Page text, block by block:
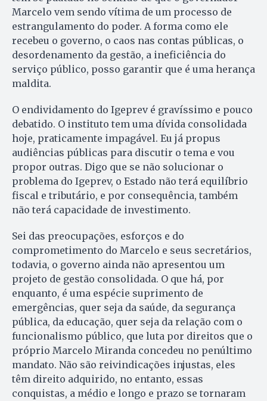
Marcelo vem sendo vítima de um processo de
estrangulamento do poder. A forma como ele
recebeu o governo, o caos nas contas públicas, o
desordenamento da gestão, a ineficiência do
serviço público, posso garantir que é uma herança
maldita.
O endividamento do Igeprev é gravíssimo e pouco
debatido. O instituto tem uma dívida consolidada
hoje, praticamente impagável. Eu já propus
audiências públicas para discutir o tema e vou
propor outras. Digo que se não solucionar o
problema do Igeprev, o Estado não terá equilíbrio
fiscal e tributário, e por consequência, também
não terá capacidade de investimento.
Sei das preocupações, esforços e do
comprometimento do Marcelo e seus secretários,
todavia, o governo ainda não apresentou um
projeto de gestão consolidada. O que há, por
enquanto, é uma espécie suprimento de
emergências, quer seja da saúde, da segurança
pública, da educação, quer seja da relação com o
funcionalismo público, que luta por direitos que o
próprio Marcelo Miranda concedeu no penúltimo
mandato. Não são reivindicações injustas, eles
têm direito adquirido, no entanto, essas
conquistas, a médio e longo e prazo se tornaram